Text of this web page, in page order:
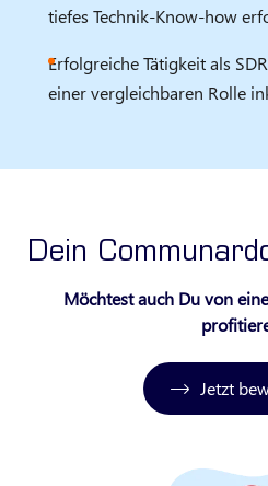
tiefes Technik‑Know‑how
Erfolgreiche Tätigkeit als
einer vergleichbaren Rolle
Dein
Möchtest auch Du von
Jetzt